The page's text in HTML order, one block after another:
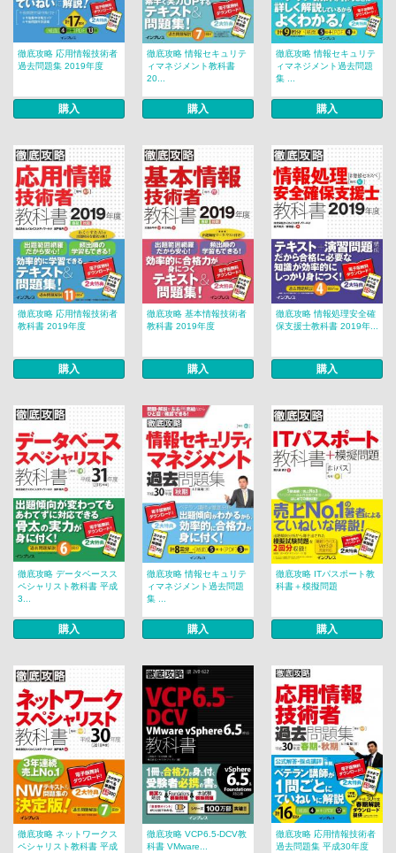
徹底攻略 応用情報技術者
過去問題集 2019年度
購入
徹底攻略 情報セキュリテ
ィマネジメント教科書
20...
購入
徹底攻略 情報セキュリテ
ィマネジメント過去問題
集 ...
購入
徹底攻略 応用情報技術者
教科書 2019年度
購入
徹底攻略 基本情報技術者
教科書 2019年度
購入
徹底攻略 情報処理安全確
保支援士教科書 2019年...
購入
徹底攻略 データベースス
ペシャリスト教科書 平成
3...
購入
徹底攻略 情報セキュリテ
ィマネジメント過去問題
集 ...
購入
徹底攻略 ITパスポート教
科書＋模擬問題
購入
徹底攻略 ネットワークス
ペシャリスト教科書 平成
徹底攻略 VCP6.5-DCV教
科書 VMware...
徹底攻略 応用情報技術者
過去問題集 平成30年度